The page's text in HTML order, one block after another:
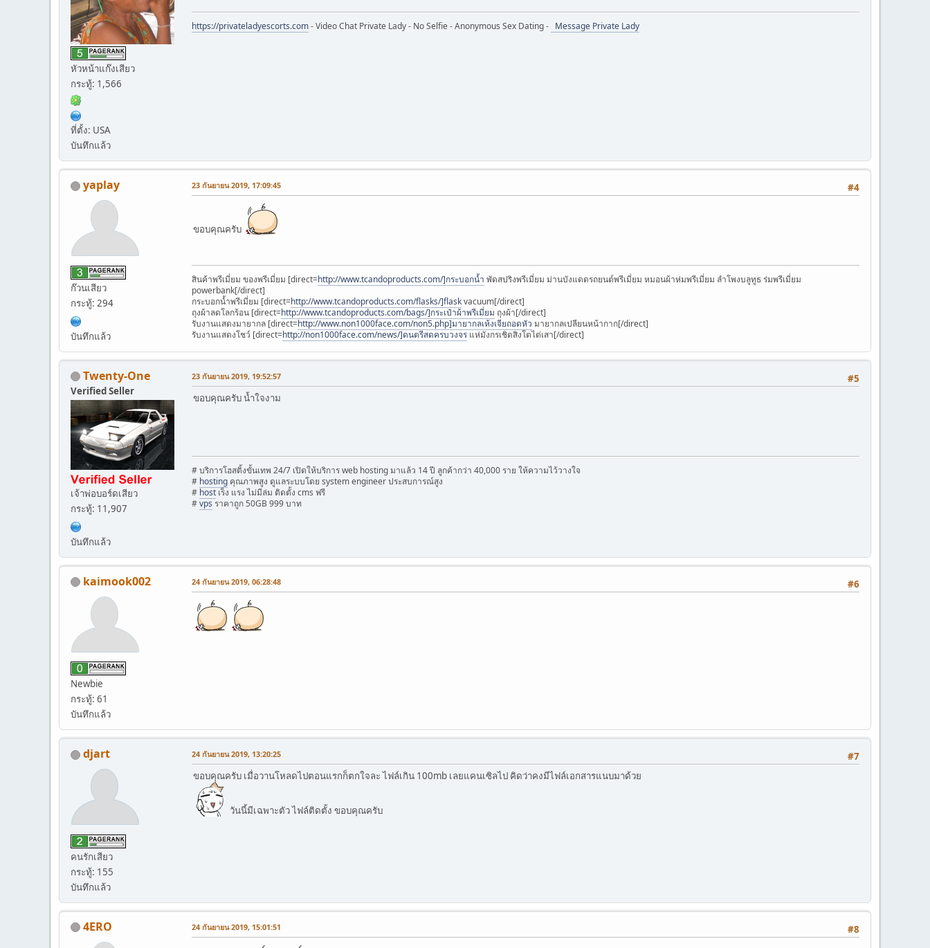
หัวหน้าแก๊งเสียว
กระทู้: 1,566
ที่ตั้ง: USA
บันทึกแล้ว
https://privateladyescorts.com- Video Chat Private Lady - No Selfie - Anonymous Sex Dating - Message Private Lady
yaplay
ก๊วนเสียว
กระทู้: 294
บันทึกแล้ว
#4
23 กันยายน 2019, 17:09:45
ขอบคุณครับ
สินค้าพรีเมี่ยม ของพรีเมี่ยม [direct=http://www.tcandoproducts.com/]กระบอกน้ำ พัดสปริงพรีเมี่ยม ม่านบังแดดรถยนต์พรีเมี่ยม หมอนผ้าห่มพรีเมี่ยม ลำโพงบลูทูธ ร่มพรีเมี่ยม
powerbank[/direct]
กระบอกน้ำพรีเมี่ยม [direct=http://www.tcandoproducts.com/flasks/]flaskvacuum[/direct]
ถุงผ้าลดโลกร้อน [direct=http://www.tcandoproducts.com/bags/]กระเป๋าผ้าพรีเมี่ยม ถุงผ้า[/direct]
รับงานแสดงมายากล [direct=http://www.non1000face.com/non5.php]มายากลเห้งเจียถอดหัว มายากลเปลียนหน้ากาก[/direct]
รับงานแสดงโชว์ [direct=http://non1000face.com/news/]ดนตรีสดครบวงจร แห่มังกรเชิดสิงโตไต่เสา[/direct]
Twenty-One
Verified Seller
เจ้าพ่อบอร์ดเสียว
กระทู้: 11,907
บันทึกแล้ว
#5
23 กันยายน 2019, 19:52:57
ขอบคุณครับ น้ำใจงาม
# บริการโฮสติ้งขั้นเทพ 24/7 เปิดให้บริการ web hosting มาแล้ว 14 ปี ลูกค้ากว่า 40,000 ราย ให้ความไว้วางใจ
# hosting คุณภาพสูง ดูแลระบบโดย system engineer ประสบการณ์สูง
# host เร็ง แรง ไม่มีล่ม ติดตั้ง cms ฟรี
#vps ราคาถูก 50GB 999 บาท
kaimook002
Newbie
กระทู้: 61
บันทึกแล้ว
#6
24 กันยายน 2019, 06:28:48
djart
คนรักเสียว
กระทู้: 155
บันทึกแล้ว
#7
24 กันยายน 2019, 13:20:25
ขอบคุณครับ เมื่อวานโหลดไปตอนแรกก็ตกใจละ ไฟล์เกิน 100mb เลยแคนเซิลไป คิดว่าคงมีไฟล์เอกสารแนบมาด้วย
วันนี้มีเฉพาะตัว ไฟล์ติดตั้ง ขอบคุณครับ
4ERO #8
24 กันยายน 2019, 15:01:51